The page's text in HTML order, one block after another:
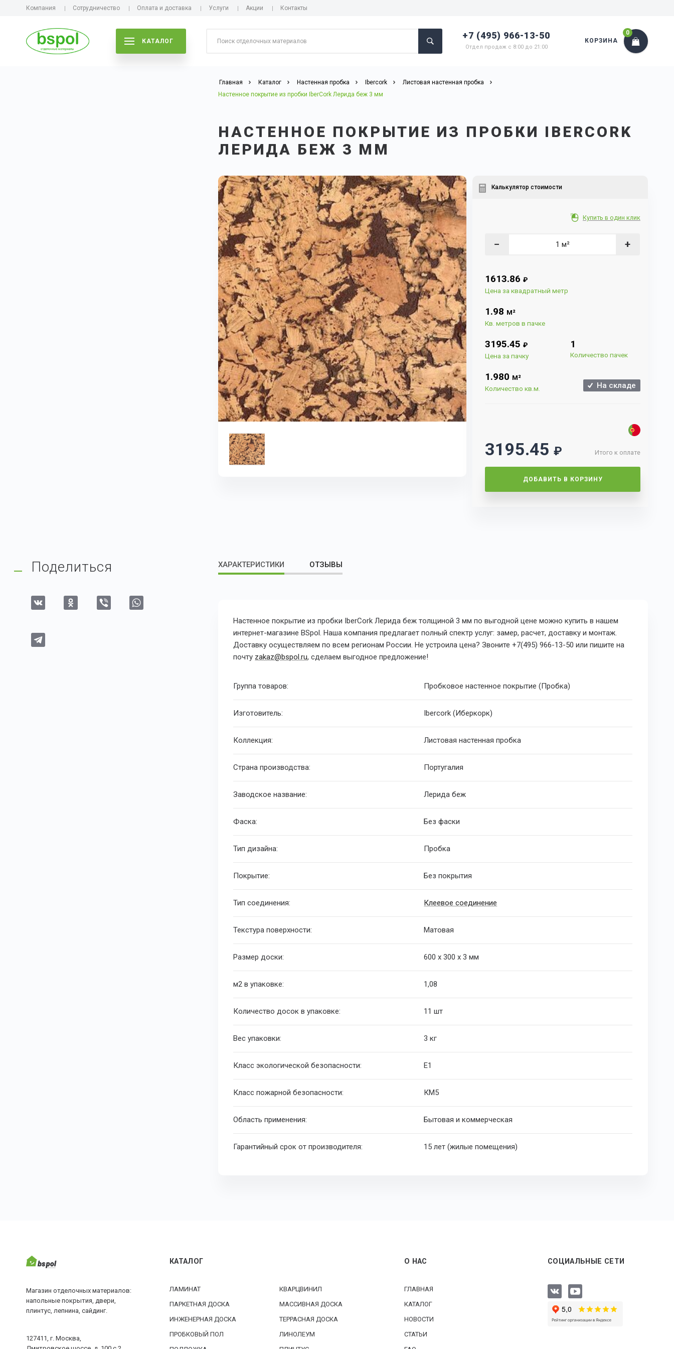
Компания Сотрудничество Оплата и доставка Услуги Акции Контакты
КАТАЛОГ
+7 (495) 966-13-50
Отдел продаж с 8:00 до 21:00
КОРЗИНА
0
Главная Каталог Настенная пробка Ibercork
Листовая настенная пробка
Настенное покрытие из пробки IberCork Лерида беж 3 мм
НАСТЕННОЕ ПОКРЫТИЕ ИЗ ПРОБКИ IBERCORK
ЛЕРИДА БЕЖ 3 ММ
Калькулятор стоимости
Купить в один клик
− +
1613.86 ₽
Цена за квадратный метр
1.98 М²
Кв. метров в пачке
3195.45 ₽
Цена за пачку
1
Количество пачек
1.980 М²
Количество кв.м. На складе
Итого к оплате
3195.45 ₽
ДОБАВИТЬ В КОРЗИНУ
ХАРАКТЕРИСТИКИ ОТЗЫВЫ
Настенное покрытие из пробки IberCork Лерида беж толщиной 3 мм по выгодной цене можно купить в нашем
интернет-магазине BSpol. Наша компания предлагает полный спектр услуг: замер, расчет, доставку и монтаж.
Доставку осуществляем по всем регионам России. Не устроила цена? Звоните +7(495) 966-13-50 или пишите на
почту zakaz@bspol.ru, сделаем выгодное предложение!
Группа товаров: Пробковое настенное покрытие (Пробка)
Изготовитель: Ibercork (Иберкорк)
Коллекция: Листовая настенная пробка
Страна производства: Португалия
Заводское название: Лерида беж
Фаска: Без фаски
Тип дизайна: Пробка
Покрытие: Без покрытия
Тип соединения: Клеевое соединение
Текстура поверхности: Матовая
Размер доски: 600 х 300 х 3 мм
м2 в упаковке: 1,08
Количество досок в упаковке: 11 шт
Вес упаковки: 3 кг
Класс экологической безопасности: Е1
Класс пожарной безопасности: КМ5
Область применения: Бытовая и коммерческая
Гарантийный срок от производителя: 15 лет (жилые помещения)
Поделиться
Магазин отделочных материалов:
напольные покрытия, двери,
плинтус, лепнина, сайдинг.
127411, г. Москва,
КАТАЛОГ
ЛАМИНАТ
КВАРЦВИНИЛ
ПАРКЕТНАЯ ДОСКА
МАССИВНАЯ ДОСКА
ИНЖЕНЕРНАЯ ДОСКА
ТЕРРАСНАЯ ДОСКА
ПРОБКОВЫЙ ПОЛ
ЛИНОЛЕУМ
О НАС
ГЛАВНАЯ
КАТАЛОГ
НОВОСТИ
СТАТЬИ
СОЦИАЛЬНЫЕ СЕТИ